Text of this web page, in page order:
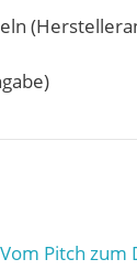
Pitch zum